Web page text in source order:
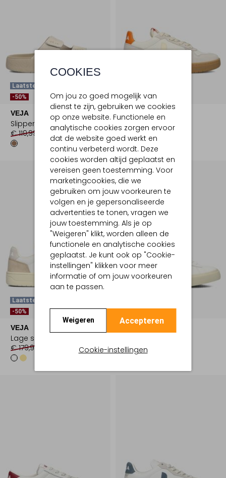
COOKIES
Om jou zo goed mogelijk van
dienst te zijn, gebruiken we cookies
op onze website. Functionele en
analytische cookies zorgen ervoor
dat de website goed werkt en
continu verbeterd wordt. Deze
cookies worden altijd geplaatst en
vereisen geen toestemming. Voor
marketingcookies, die we
gebruiken om jouw voorkeuren te
volgen en je gepersonaliseerde
advertenties te tonen, vragen we
jouw toestemming. Als je op
"Weigeren" klikt, worden alleen de
functionele en analytische cookies
geplaatst. Je kunt ook op "Cookie-
instellingen" klikken voor meer
informatie of om jouw voorkeuren
aan te passen.
Weigeren Accepteren
Cookie-instellingen
Laatste Item
-50%
VEJA
Slippers
€ 119,99
€ 59,99
-50%
VEJA
Lage sneakers
€ 179,99 € 89,99
Laatste Item
-50%
VEJA
Lage sneakers
€ 179,99
VEJA
€ 139,99